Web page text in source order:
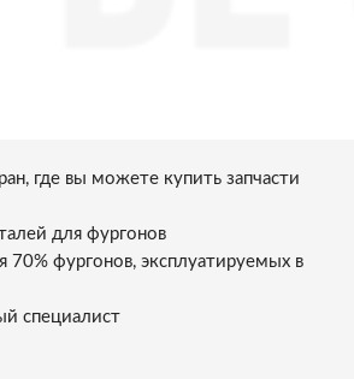
где вы можете купить запчасти
для фургонов
70% фургонов, эксплуатируемых в
специалист